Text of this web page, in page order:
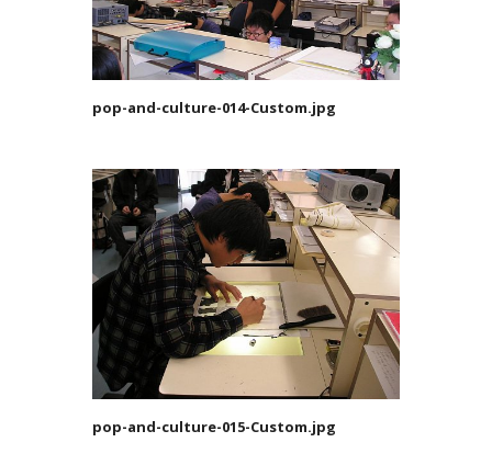
pop-and-culture-014-Custom.jpg
pop-and-culture-015-Custom.jpg